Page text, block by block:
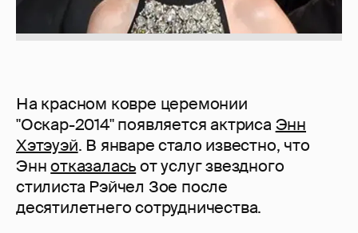
На красном ковре церемонии
"Оскар-2014" появляется актриса Энн
Хэтэуэй. В январе стало известно, что
Эннотказаласьот услуг звездного
стилиста Рэйчел Зое после
десятилетнего сотрудничества.